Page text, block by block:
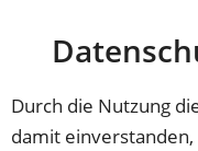
Durch die Nutzung
damit einverstanden,
INHALT
Coburg